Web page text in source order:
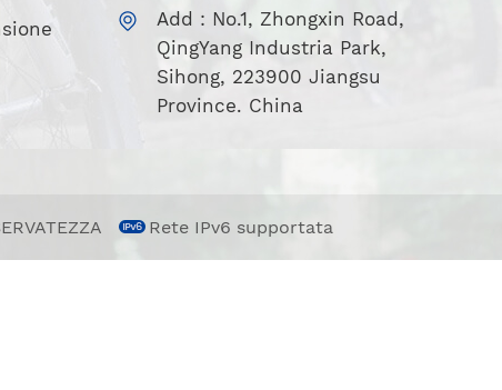
Add : No.1, Zhongxin Road,
QingYang Industria Park,
Sihong, 223900 Jiangsu
Province. China
Rete IPv6 supportata